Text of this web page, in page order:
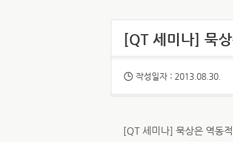
[QT 세미나] 묵
작성일자 : 2013.08.30.
[QT 세미나] 묵상은 역동